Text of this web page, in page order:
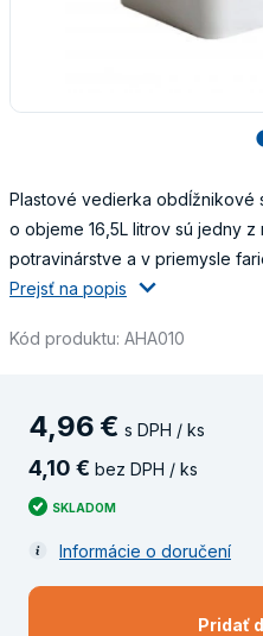
Plastové vedierka obdĺžnikové
o objeme 16,5L litrov sú jedny
potravinárstve a v priemysle
Prejsť na popis
Kód produktu: AHA010
4,96 € s DPH / ks
4 10 € bez DPH / ks
SKLADOM
Informácie o doručení
Pridať